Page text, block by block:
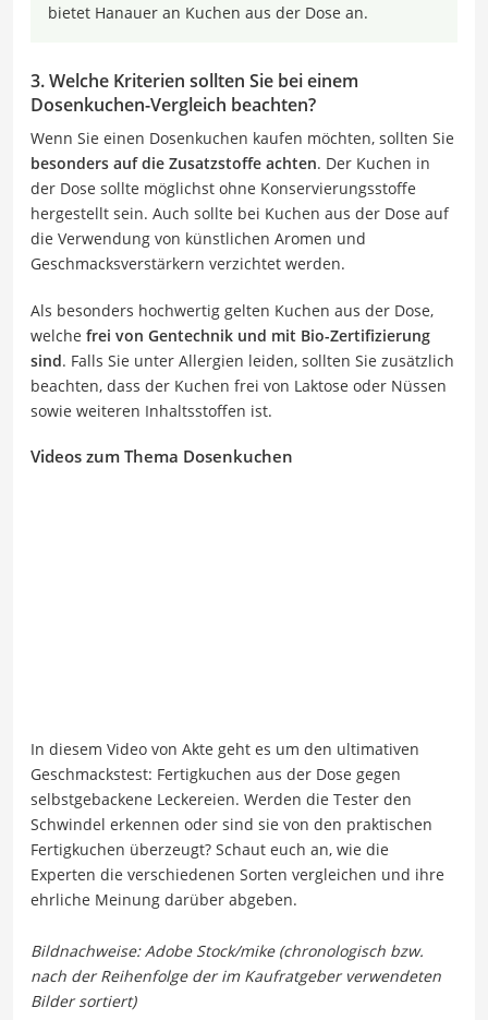
bietet Hanauer an Kuchen aus der Dose an.
3. Welche Kriterien sollten Sie bei einem
Dosenkuchen-Vergleich beachten?
Wenn Sie einen Dosenkuchen kaufen möchten, sollten Sie
besonders auf die Zusatzstoffe achten. Der Kuchen in
der Dose sollte möglichst ohne Konservierungsstoffe
hergestellt sein. Auch sollte bei Kuchen aus der Dose auf
die Verwendung von künstlichen Aromen und
Geschmacksverstärkern verzichtet werden.
Als besonders hochwertig gelten Kuchen aus der Dose,
welche frei von Gentechnik und mit Bio-Zertifizierung
sind. Falls Sie unter Allergien leiden, sollten Sie zusätzlich
beachten, dass der Kuchen frei von Laktose oder Nüssen
sowie weiteren Inhaltsstoffen ist.
Videos zum Thema Dosenkuchen
In diesem Video von Akte geht es um den ultimativen
Geschmackstest: Fertigkuchen aus der Dose gegen
selbstgebackene Leckereien. Werden die Tester den
Schwindel erkennen oder sind sie von den praktischen
Fertigkuchen überzeugt? Schaut euch an, wie die
Experten die verschiedenen Sorten vergleichen und ihre
ehrliche Meinung darüber abgeben.